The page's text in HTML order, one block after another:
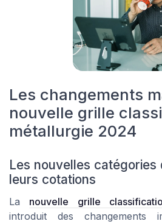
Les changements
nouvelle grille
métallurgie 2024
Les nouvelles catégories
leurs cotations
La nouvelle grille
introduit des changements